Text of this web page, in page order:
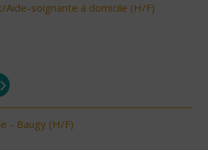
Aide-soignante à domicile (H/F)
- Baugy (H/F)